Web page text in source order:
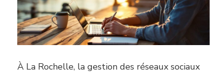
À La Rochelle, la gestion des réseaux sociaux